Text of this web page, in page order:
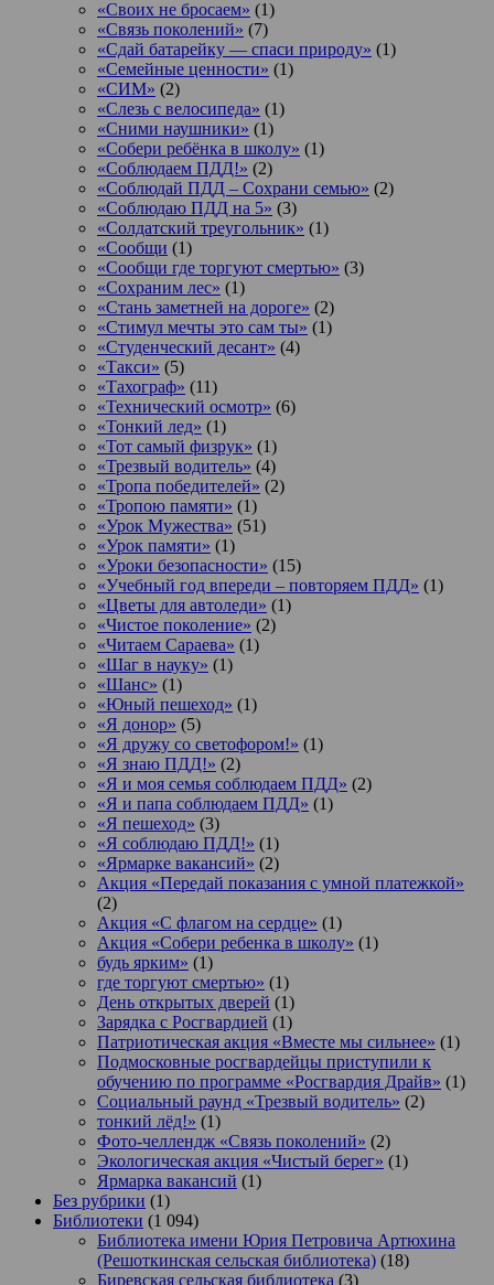
«Своих не бросаем» (1)
«Связь поколений» (7)
«Сдай батарейку — спаси природу» (1)
«Семейные ценности» (1)
«СИМ» (2)
«Слезь с велосипеда» (1)
«Сними наушники» (1)
«Собери ребёнка в школу» (1)
«Соблюдаем ПДД!» (2)
«Соблюдай ПДД – Сохрани семью» (2)
«Соблюдаю ПДД на 5» (3)
«Солдатский треугольник» (1)
«Сообщи (1)
«Сообщи где торгуют смертью» (3)
«Сохраним лес» (1)
«Стань заметней на дороге» (2)
«Стимул мечты это сам ты» (1)
«Студенческий десант» (4)
«Такси» (5)
«Тахограф» (11)
«Технический осмотр» (6)
«Тонкий лед» (1)
«Тот самый физрук» (1)
«Трезвый водитель» (4)
«Тропа победителей» (2)
«Тропою памяти» (1)
«Урок Мужества» (51)
«Урок памяти» (1)
«Уроки безопасности» (15)
«Учебный год впереди – повторяем ПДД» (1)
«Цветы для автоледи» (1)
«Чистое поколение» (2)
«Читаем Сараева» (1)
«Шаг в науку» (1)
«Шанс» (1)
«Юный пешеход» (1)
«Я донор» (5)
«Я дружу со светофором!» (1)
«Я знаю ПДД!» (2)
«Я и моя семья соблюдаем ПДД» (2)
«Я и папа соблюдаем ПДД» (1)
«Я пешеход» (3)
«Я соблюдаю ПДД!» (1)
«Ярмарке вакансий» (2)
Акция «Передай показания с умной платежкой»
(2)
Акция «С флагом на сердце» (1)
Акция «Собери ребенка в школу» (1)
будь ярким» (1)
где торгуют смертью» (1)
День открытых дверей (1)
Зарядка с Росгвардией (1)
Патриотическая акция «Вместе мы сильнее» (1)
Подмосковные росгвардейцы приступили к
обучению по программе «Росгвардия Драйв» (1)
Социальный раунд «Трезвый водитель» (2)
тонкий лёд!» (1)
Фото-челлендж «Связь поколений» (2)
Экологическая акция «Чистый берег» (1)
Ярмарка вакансий (1)
Без рубрики (1)
Библиотеки (1 094)
Библиотека имени Юрия Петровича Артюхина
(Решоткинская сельская библиотека) (18)
Биревская сельская библиотека (3)